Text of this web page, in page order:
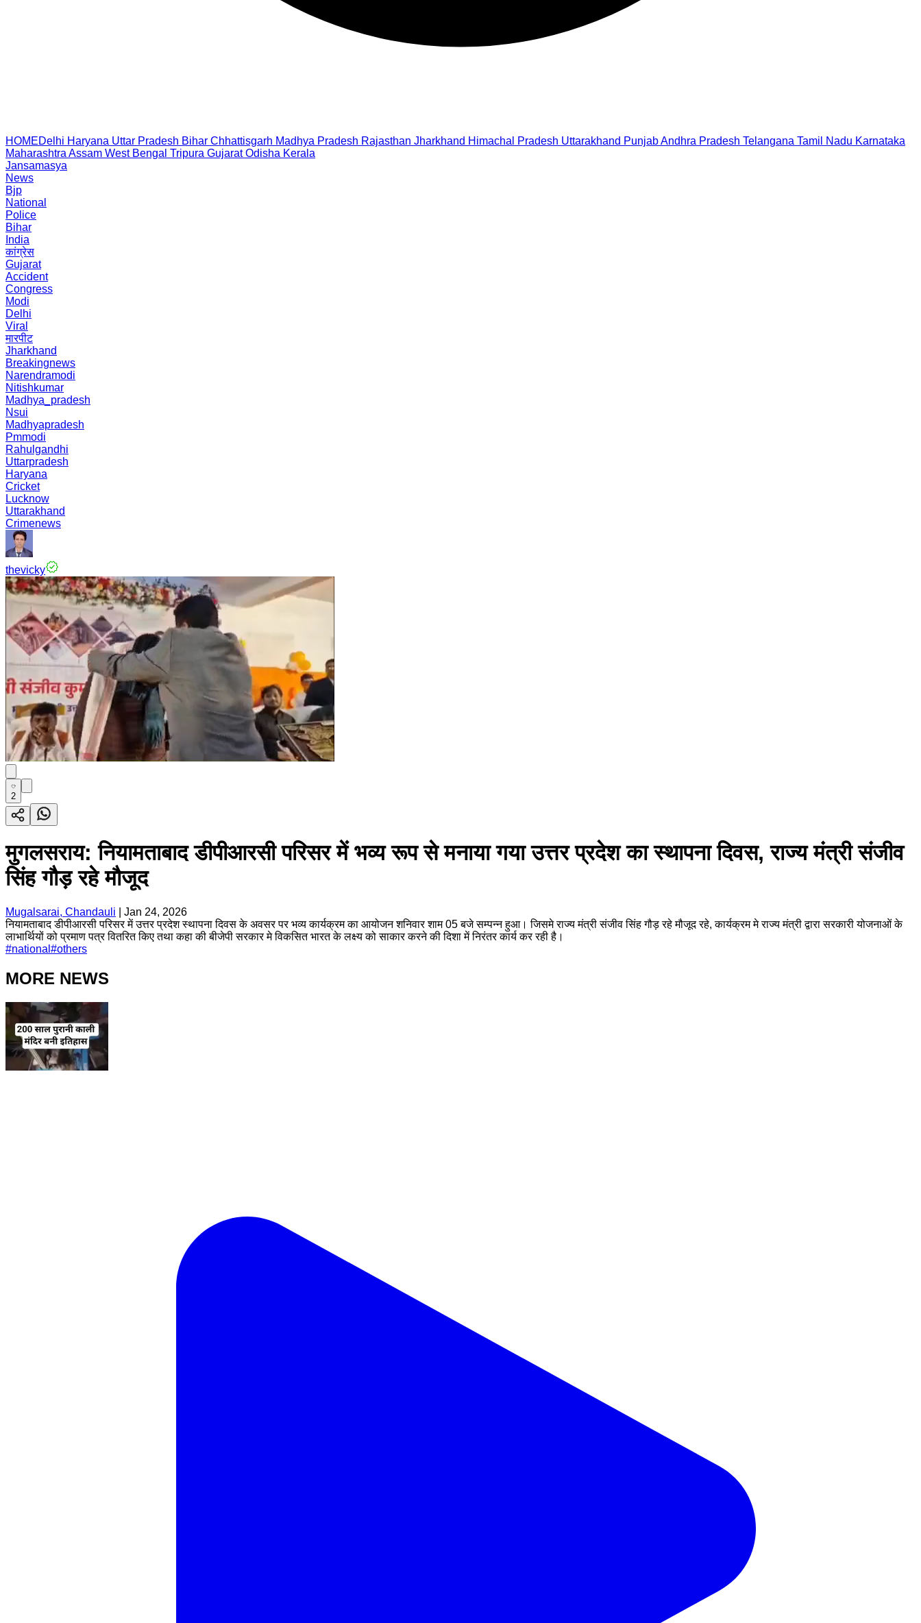
HOMEDelhi Haryana Uttar Pradesh Bihar Chhattisgarh Madhya Pradesh Rajasthan Jharkhand Himachal Pradesh Uttarakhand PunjabAndhra Pradesh Telangana Tamil Nadu Karnataka
Maharashtra Assam West Bengal Tripura Gujarat Odisha Kerala
Jansamasya
News
Bjp
National
Police
Bihar
India
कांग्रेस
Gujarat
Accident
Congress
Modi
Delhi
Viral
मारपीट
Jharkhand
Breakingnews
Narendramodi
Nitishkumar
Madhya_pradesh
Nsui
Madhyapradesh
Pmmodi
Rahulgandhi
Uttarpradesh
Haryana
Cricket
Lucknow
Uttarakhand
Crimenews
thevicky
2
मुगलसराय: नियामताबाद डीपीआरसी परिसर में भव्य रूप से मनाया गया उत्तर प्रदेश का स्थापना दिवस, राज्य मंत्री संजीव
सिंह गौड़ रहे मौजूद
Mugalsarai, Chandauli
Jan 24, 2026
नियामताबाद डीपीआरसी परिसर में उत्तर प्रदेश स्थापना दिवस के अवसर पर भव्य कार्यक्रम का आयोजन शनिवार शाम 05 बजे सम्पन्न हुआ। जिसमे राज्य मंत्री संजीव सिंह गौड़ रहे मौजूद रहे, कार्यक्रम मे राज्य मंत्री द्वारा सरकारी योजनाओं के
लाभार्थियों को प्रमाण पत्र वितरित किए तथा कहा की बीजेपी सरकार मे विकसित भारत के लक्ष्य को साकार करने की दिशा में निरंतर कार्य कर रही है।
#national #others
MORE NEWS